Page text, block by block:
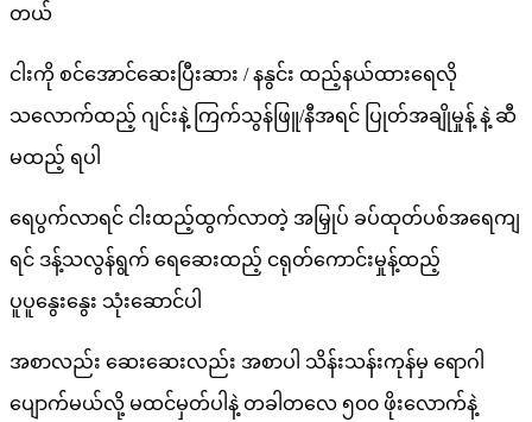
တယ်
ငါးကို စင်အောင်ဆေးပြီးဆား / နနွင်း ထည့်နယ်ထားရေလို
သလောက်ထည့် ဂျင်းနဲ့ ကြက်သွန်ဖြူ/နီအရင် ပြုတ်အချိုမှုန့် နဲ့ ဆီ
မထည့် ရပါ
ရေပွက်လာရင် ငါးထည့်ထွက်လာတဲ့ အမြှုပ် ခပ်ထုတ်ပစ်အရေကျ
ရင် ဒန့်သလွန်ရွက် ရေဆေးထည့် ငရုတ်ကောင်းမှုန့်ထည့်
ပူပူနွေးနွေး သုံးဆောင်ပါ
အစာလည်း ဆေးဆေးလည်း အစာပါ သိန်းသန်းကုန်မှ ရောဂါ
ပျောက်မယ်လို့ မထင်မှတ်ပါနဲ့ တခါတလေ ၅၀၀ ဖိုးလောက်နဲ့